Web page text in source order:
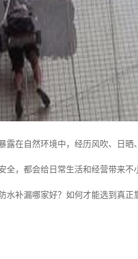
露在自然环境中，经历风吹、日
全，都会给日常生活和经营带来不
水补漏哪家好？如何才能选到真